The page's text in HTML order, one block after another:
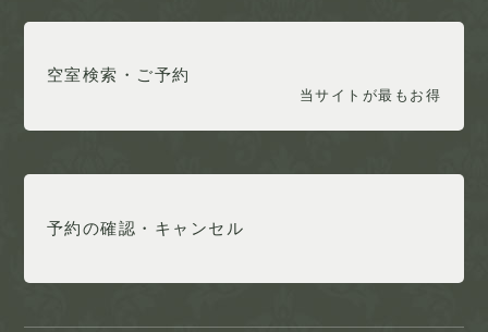
空室検索・ご予約
当サイトが最もお得
予約の確認・キャンセル